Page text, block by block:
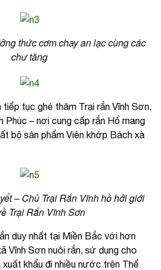
thức cơm chay an lạc cùng các
chư tăng
tiếp tục ghé thăm Trại rắn Vĩnh Sơn,
Phúc – nơi cung cấp rắn Hổ mang
bộ sản phẩm Viên khớp Bách xà
– Chủ Trại Rắn Vĩnh hồ hởi giới
Trại Rắn Vĩnh Sơn
duy nhất tại Miền Bắc với hơn
Vĩnh Sơn nuôi rắn, sử dụng cho
khẩu đi nhiều nước trên Thế